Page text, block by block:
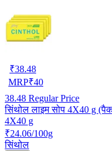
₹38.48
MRP₹40
38.48 Regular Price
सिंथोल लाइम सोप 4X40 g
4X40 g
₹24.06/100g
सिंथोल